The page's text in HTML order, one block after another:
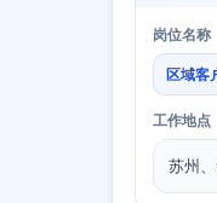
岗位名称
区域客
工作地点
苏州